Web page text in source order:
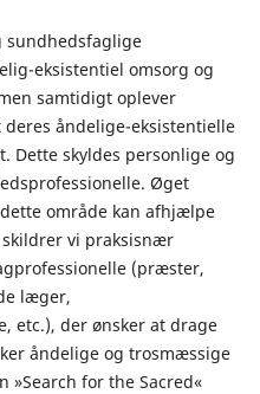
sundhedsfaglige
eksistentiel omsorg og
samtidigt oplever
åndelige-eksistentielle
Dette skyldes personlige og
Øget
område kan afhjælpe
vi praksisnær
(præster,
læger,
etc.), der ønsker at drage
åndelige og trosmæssige
»Search for the Sacred«